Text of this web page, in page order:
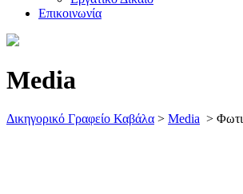
Επικοινωνία
Media
Δικηγορικό Γραφείο Καβάλα > Media >